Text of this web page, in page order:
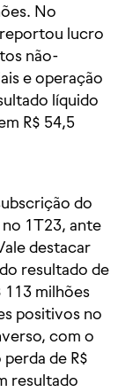
No
reportou lucro
não-
e operação
líquido
R$ 54,5
do
no 1T23, ante
destacar
resultado de
113 milhões
positivos no
com o
de R$
resultado